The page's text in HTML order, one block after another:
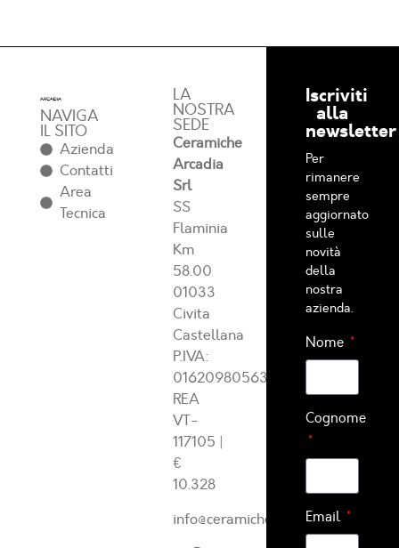
NAVIGA
IL SITO
Azienda
Contatti
Area
Tecnica
LA
NOSTRA
SEDE
Ceramiche
Arcadia
Srl
SS
Flaminia
Km
58.00
01033
Civita
Castellana
P.IVA:
01620980563
REA
VT-
117105 |
€
10.328
info@ceramichearcadia.com
Iscriviti
alla
newsletter
Per
rimanere
sempre
aggiornato
sulle
novità
della
nostra
azienda.
Nome
Cognome
Email